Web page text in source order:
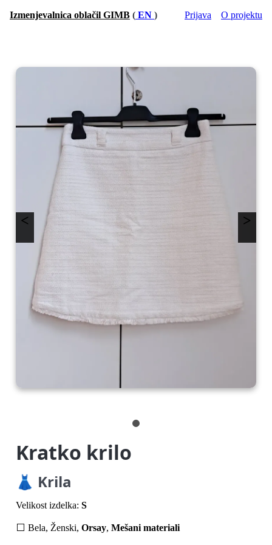
Izmenjevalnica oblačil GIMB ( EN ) Prijava O projektu
Kratko krilo
👗 Krila
Velikost izdelka: S
⬜ Bela, Ženski, Orsay, Mešani materiali